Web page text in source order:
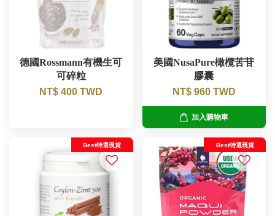
德國Rossmann有機生可
可碎粒
NT$ 400 TWD
美國NusaPure橄欖苦苷
膠囊
NT$ 960 TWD
加入購物車
Best特選現貨 Best特選現貨